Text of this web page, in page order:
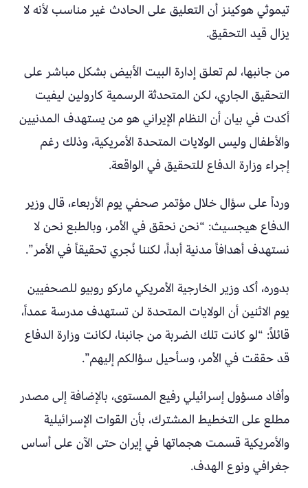
تيموثي هوكينز أن التعليق على الحادث غير مناسب لأنه لا
يزال قيد التحقيق.
من جانبها، لم تعلق إدارة البيت الأبيض بشكل مباشر على
التحقيق الجاري، لكن المتحدثة الرسمية كارولين ليفيت
أكدت في بيان أن النظام الإيراني هو من يستهدف المدنيين
والأطفال وليس الولايات المتحدة الأمريكية، وذلك رغم
إجراء وزارة الدفاع للتحقيق في الواقعة.
ورداً على سؤال خلال مؤتمر صحفي يوم الأربعاء، قال وزير
الدفاع هيجسيث: “نحن نحقق في الأمر، وبالطبع نحن لا
نستهدف أهدافاً مدنية أبداً، لكننا نُجري تحقيقاً في الأمر”.
بدوره، أكد وزير الخارجية الأمريكي ماركو روبيو للصحفيين
يوم الاثنين أن الولايات المتحدة لن تستهدف مدرسة عمداً،
قائلاً: “لو كانت تلك الضربة من جانبنا، لكانت وزارة الدفاع
قد حققت في الأمر، وسأحيل سؤالكم إليهم”.
وأفاد مسؤول إسرائيلي رفيع المستوى، بالإضافة إلى مصدر
مطلع على التخطيط المشترك، بأن القوات الإسرائيلية
والأمريكية قسمت هجماتها في إيران حتى الآن على أساس
جغرافي ونوع الهدف.